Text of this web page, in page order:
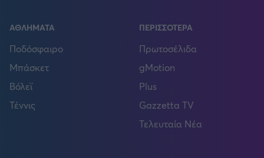
ΑΘΛΗΜΑΤΑ
Ποδόσφαιρο
Μπάσκετ
Βόλεϊ
Τέννις
ΠΕΡΙΣΣΟΤΕΡΑ
Πρωτοσέλιδα
gMotion
Plus
Gazzetta TV
Τελευταία Νέα